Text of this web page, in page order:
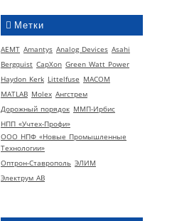
Метки
AEMT Amantys Analog Devices Asahi
Bergquist CapXon Green Watt Power
Haydon Kerk Littelfuse MACOM
MATLAB Molex Ангстрем
Дорожный порядок ММП-Ирбис
НПП «Учтех-Профи»
ООО НПФ «Новые Промышленные
Технологии»
Оптрон-Ставрополь ЭЛИМ
Электрум АВ